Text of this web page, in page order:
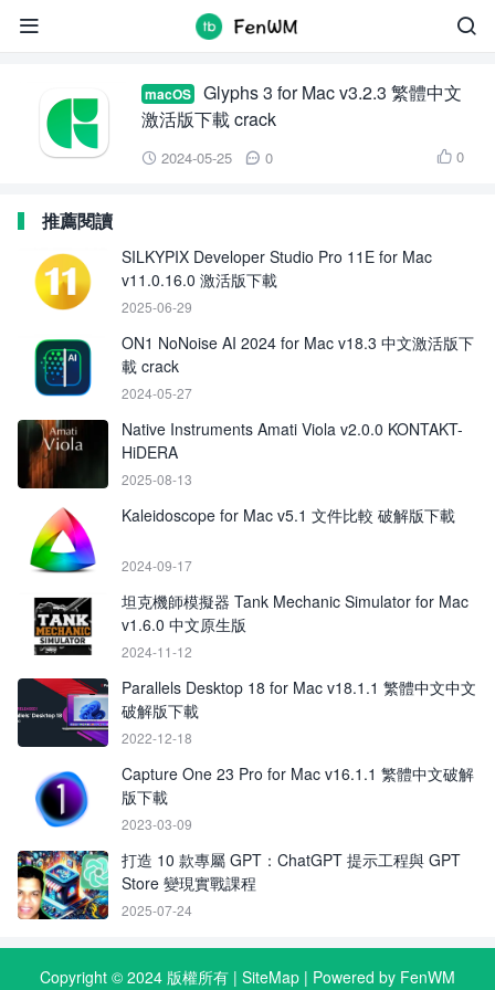


macOS
Glyphs 3 for Mac v3.2.3 繁體中文
激活版下載 crack
 2024-05-25  0  0
推薦閱讀
SILKYPIX Developer Studio Pro 11E for Mac
v11.0.16.0 激活版下載
2025-06-29
ON1 NoNoise AI 2024 for Mac v18.3 中文激活版下
載 crack
2024-05-27
Native Instruments Amati Viola v2.0.0 KONTAKT-
HiDERA
2025-08-13
Kaleidoscope for Mac v5.1 文件比較 破解版下載
2024-09-17
坦克機師模擬器 Tank Mechanic Simulator for Mac
v1.6.0 中文原生版
2024-11-12
Parallels Desktop 18 for Mac v18.1.1 繁體中文中文
破解版下載
2022-12-18
Capture One 23 Pro for Mac v16.1.1 繁體中文破解
版下載
2023-03-09
打造 10 款專屬 GPT：ChatGPT 提示工程與 GPT
Store 變現實戰課程
2025-07-24
Copyright © 2024 版權所有 | SiteMap | Powered by FenWM